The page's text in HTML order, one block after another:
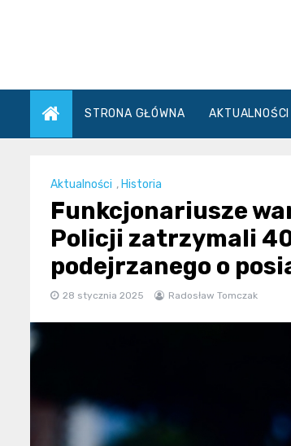
STRONA GŁÓWNA AKTUALNOŚCI
Aktualności , Historia
Funkcjonariusze
Policji zatrzymali
podejrzanego o
28 stycznia 2025 Radosław Tomczak